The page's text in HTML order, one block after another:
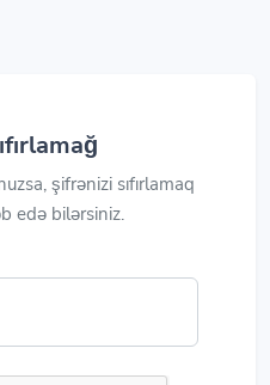
şifrənizi sıfırlamaq
edə bilərsiniz.